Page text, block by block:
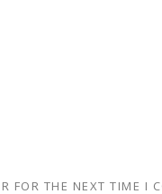
FOR THE NEXT TIME I